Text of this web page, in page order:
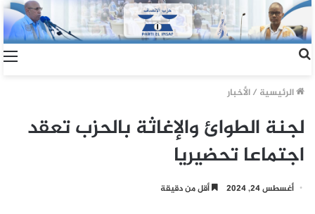
الرئيسية /الأخبار
لجنة الطوائ والإغاثة بالحزب تعقد
اجتماعا تحضيريا
أغسطس 24, 2024 أقل من دقيقة